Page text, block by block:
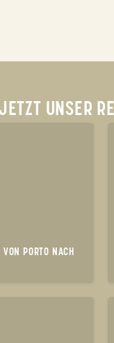
UNSER
PORTO NACH